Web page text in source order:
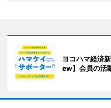
ヨコハマ経済
ew】会員の活